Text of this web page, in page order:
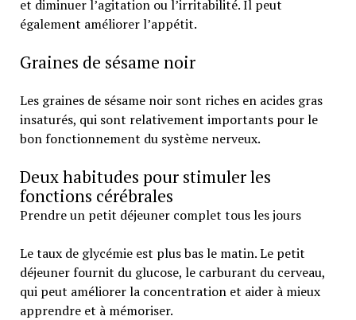
et diminuer l’agitation ou l’irritabilité. Il peut
également améliorer l’appétit.
Graines de sésame noir
Les graines de sésame noir sont riches en acides gras
insaturés, qui sont relativement importants pour le
bon fonctionnement du système nerveux.
Deux habitudes pour stimuler les
fonctions cérébrales
Prendre un petit déjeuner complet tous les jours
Le taux de glycémie est plus bas le matin. Le petit
déjeuner fournit du glucose, le carburant du cerveau,
qui peut améliorer la concentration et aider à mieux
apprendre et à mémoriser.